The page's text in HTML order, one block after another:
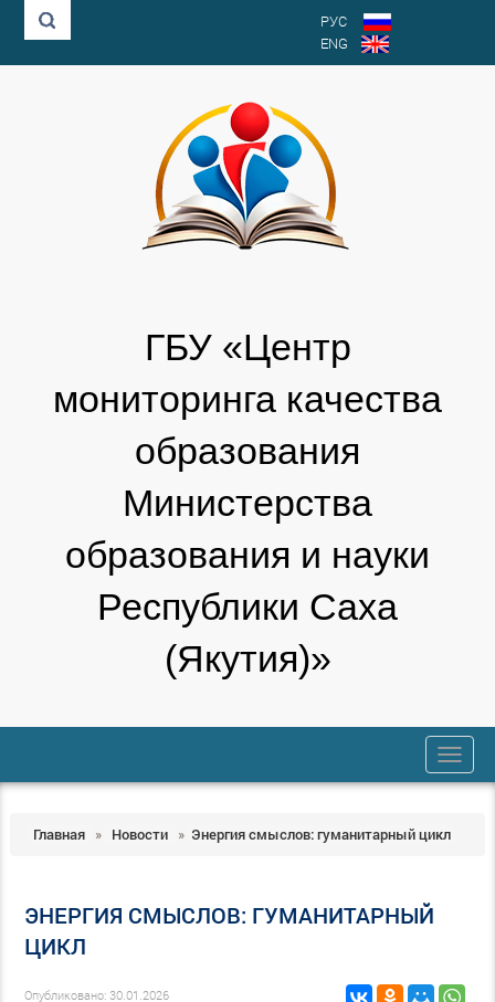
РУС
ENG
ГБУ «Центр
мониторинга качества
образования
Министерства
образования и науки
Республики Саха
(Якутия)»
trk
Главная » Новости » Энергия смыслов: гуманитарный цикл
ЭНЕРГИЯ СМЫСЛОВ: ГУМАНИТАРНЫЙ
ЦИКЛ
Опубликовано: 30.01.2026